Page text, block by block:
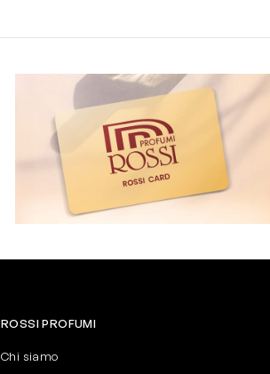
ROSSI PROFUMI
Chi siamo